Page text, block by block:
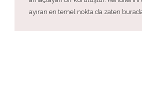
ayıran en temel nokta da zaten